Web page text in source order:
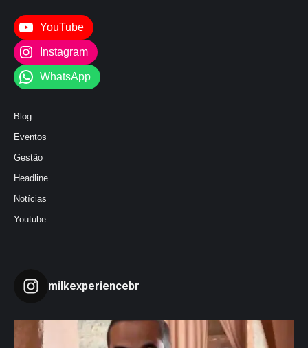
YouTube
Instagram
WhatsApp
Blog
Eventos
Gestão
Headline
Notícias
Youtube
milkexperiencebr